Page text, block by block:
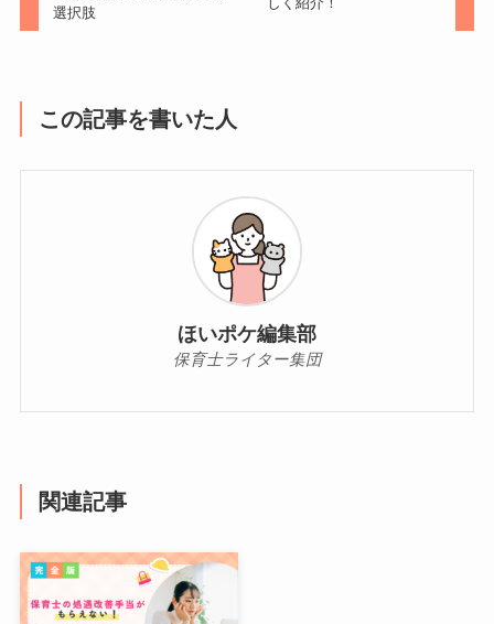
選択肢
この記事を書いた人
ほいポケ編集部
保育士ライター集団
関連記事